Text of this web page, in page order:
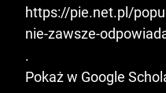
https://pie.net.pl/
nie-zawsze-
.
Pokaż w Google